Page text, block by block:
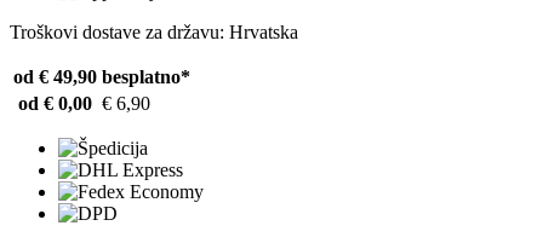
Troškovi dostave za državu: Hrvatska
od € 49,90 besplatno*
od € 0,00 € 6,90